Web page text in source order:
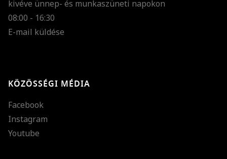
kivéve ünnep- és munkaszüneti napokon
08:00 - 16:30
E-mail küldése
KÖZÖSSÉGI MÉDIA
Facebook
Instagram
Youtube